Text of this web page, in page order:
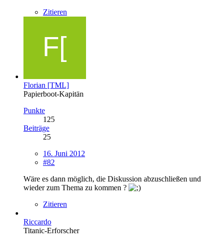
Zitieren
Florian [TML]
Papierboot-Kapitän
Punkte
125
Beiträge
25
16. Juni 2012
#82
Wäre es dann möglich, die Diskussion abzuschließen und
wieder zum Thema zu kommen ?
Zitieren
Riccardo
Titanic-Erforscher